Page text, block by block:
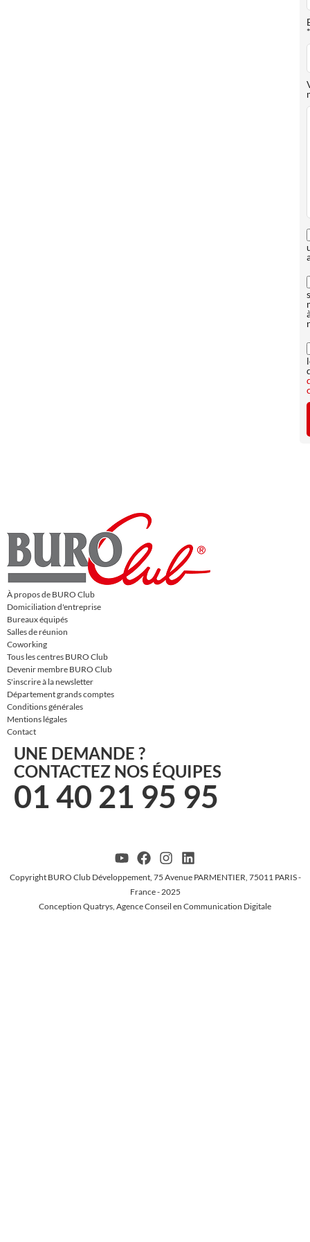
*
À propos de BURO Club
Domiciliation d'entreprise
Bureaux équipés
Salles de réunion
Coworking
Tous les centres BURO Club
Devenir membre BURO Club
S'inscrire à la newsletter
Département grands comptes
Conditions générales
Mentions légales
Contact
UNE DEMANDE ?
CONTACTEZ NOS ÉQUIPES
01 40 21 95 95
Copyright BURO Club Développement, 75 Avenue PARMENTIER, 75011 PARIS -
France - 2025
Conception Quatrys, Agence Conseil en Communication Digitale